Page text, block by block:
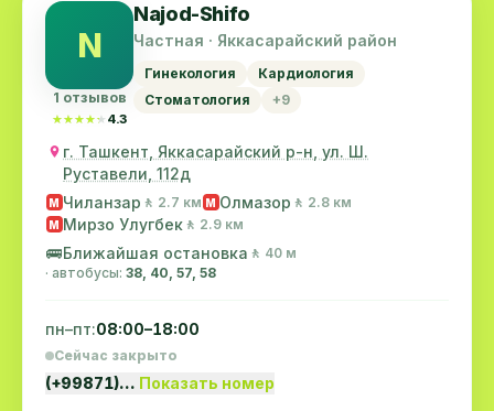
N
1 отзывов
★★★★★
★★★★★ 4.3
Najod-Shifo
Частная · Яккасарайский район
Гинекология
Кардиология
Стоматология
+9
г. Ташкент, Яккасарайский р-н, ул. Ш.
Руставели, 112д
M Чиланзар 🚶 2.7 км M Олмазор 🚶 2.8 км
M Мирзо Улугбек 🚶 2.9 км
🚌Ближайшая остановка 🚶 40 м
· автобусы: 38, 40, 57, 58
пн–пт:08:00–18:00
Сейчас закрыто
(+99871)… Показать номер